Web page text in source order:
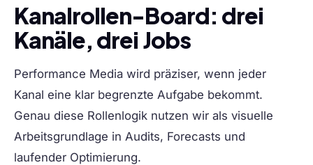
Kanalrollen-Board: drei
Kanäle, drei Jobs
Performance Media wird präziser, wenn jeder
Kanal eine klar begrenzte Aufgabe bekommt.
Genau diese Rollenlogik nutzen wir als visuelle
Arbeitsgrundlage in Audits, Forecasts und
laufender Optimierung.